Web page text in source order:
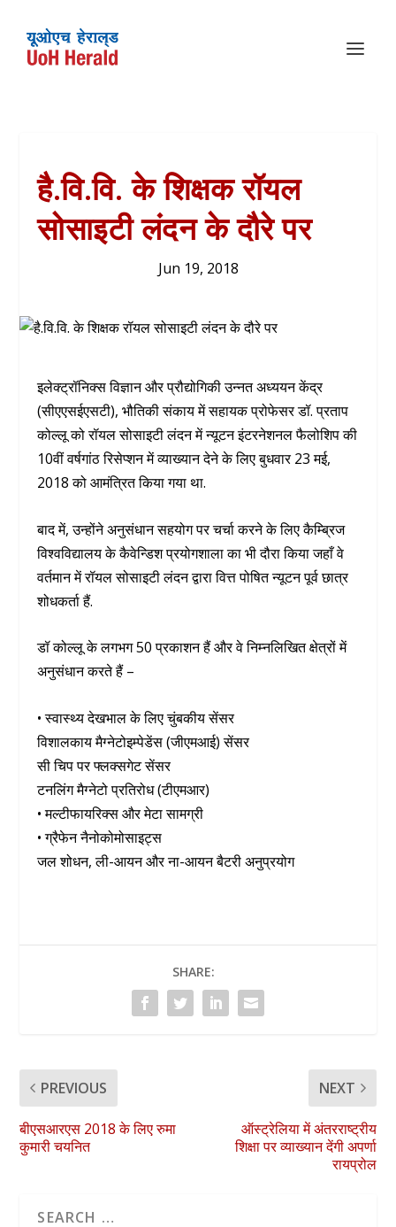
है.वि.वि. के शिक्षक रॉयल
सोसाइटी लंदन के दौरे पर
Jun 19, 2018
इलेक्ट्रॉनिक्स विज्ञान और प्रौद्योगिकी उन्नत अध्ययन केंद्र
(सीएएसईएसटी), भौतिकी संकाय में सहायक प्रोफेसर डॉ. प्रताप
कोल्लू को रॉयल सोसाइटी लंदन में न्यूटन इंटरनेशनल फैलोशिप की
10वीं वर्षगांठ रिसेप्शन में व्याख्यान देने के लिए बुधवार 23 मई,
2018 को आमंत्रित किया गया था.
बाद में, उन्होंने अनुसंधान सहयोग पर चर्चा करने के लिए कैम्ब्रिज
विश्वविद्यालय के कैवेन्डिश प्रयोगशाला का भी दौरा किया जहाँ वे
वर्तमान में रॉयल सोसाइटी लंदन द्वारा वित्त पोषित न्यूटन पूर्व छात्र
शोधकर्ता हैं.
डॉ कोल्लू के लगभग 50 प्रकाशन हैं और वे निम्नलिखित क्षेत्रों में
अनुसंधान करते हैं –
• स्वास्थ्य देखभाल के लिए चुंबकीय सेंसर
विशालकाय मैग्नेटोइम्पेडेंस (जीएमआई) सेंसर
सी चिप पर फ्लक्सगेट सेंसर
टनलिंग मैग्नेटो प्रतिरोध (टीएमआर)
• मल्टीफायरिक्स और मेटा सामग्री
• ग्रैफेन नैनोकोमोसाइट्स
जल शोधन, ली-आयन और ना-आयन बैटरी अनुप्रयोग
SHARE:
PREVIOUS
बीएसआरएस 2018 के लिए रुमा
कुमारी चयनित
NEXT
ऑस्ट्रेलिया में अंतरराष्ट्रीय
शिक्षा पर व्याख्यान देंगी अपर्णा
रायप्रोल